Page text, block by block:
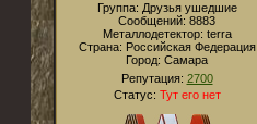
Группа: Друзья ушедшие
Сообщений: 8883
Металлодетектор: terra
Страна: Российская Федерация
Город: Cамара
Репутация: 2700
Статус: Тут его нет